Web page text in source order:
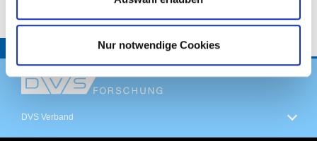
Nur notwendige Cookies
DVS Verband